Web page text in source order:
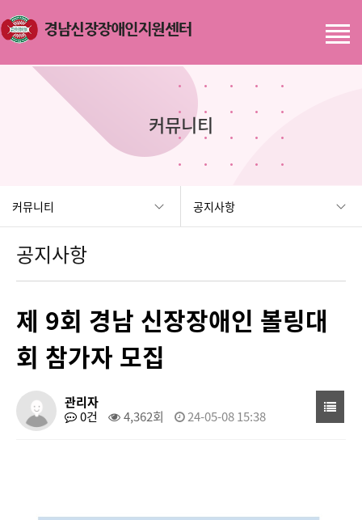
커뮤니티
커뮤니티 공지사항
공지사항
제 9회 경남 신장장애인 볼링대
회 참가자 모집
관리자
0건
4,362회 24-05-08 15:38